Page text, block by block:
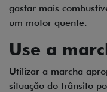
gastar mais
um motor quente.
Use a
Utilizar a marcha
situação do trânsito